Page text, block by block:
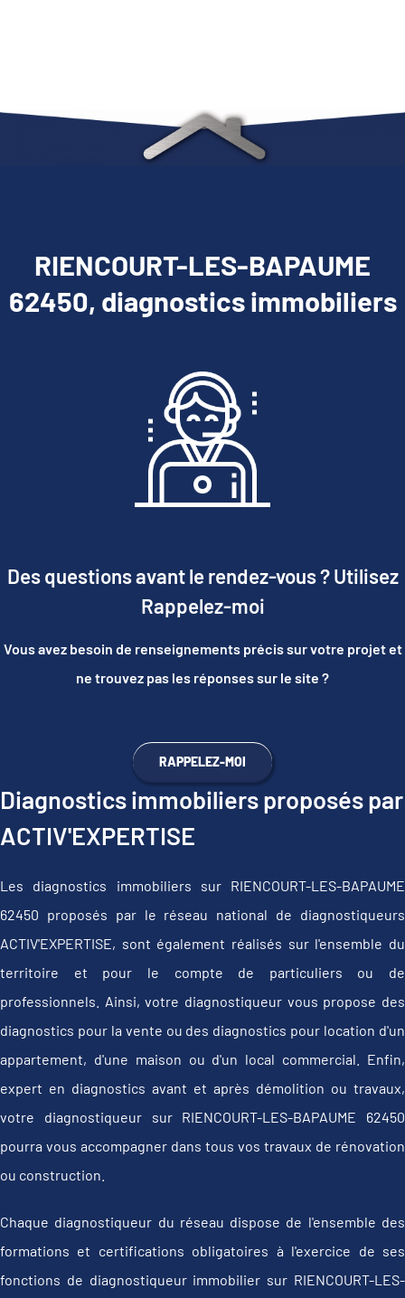
RIENCOURT-LES-BAPAUME
62450, diagnostics immobiliers
Des questions avant le rendez-vous ? Utilisez
Rappelez-moi
Vous avez besoin de renseignements précis sur votre projet et
ne trouvez pas les réponses sur le site ?
RAPPELEZ-MOI
Diagnostics immobiliers proposés par
ACTIV'EXPERTISE
Les diagnostics immobiliers sur RIENCOURT-LES-BAPAUME
62450 proposés par le réseau national de diagnostiqueurs
ACTIV'EXPERTISE, sont également réalisés sur l'ensemble du
territoire et pour le compte de particuliers ou de
professionnels. Ainsi, votre diagnostiqueur vous propose des
diagnostics pour la vente ou des diagnostics pour location d'un
appartement, d'une maison ou d'un local commercial. Enfin,
expert en diagnostics avant et après démolition ou travaux,
votre diagnostiqueur sur RIENCOURT-LES-BAPAUME 62450
pourra vous accompagner dans tous vos travaux de rénovation
ou construction.
Chaque diagnostiqueur du réseau dispose de l'ensemble des
formations et certifications obligatoires à l'exercice de ses
fonctions de diagnostiqueur immobilier sur RIENCOURT-LES-